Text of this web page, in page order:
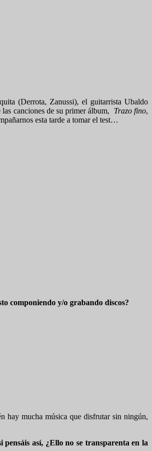
(Derrota, Zanussi), el guitarrista Ubaldo
las canciones de su primer álbum, Trazo fino,
esta tarde a tomar el test…
componiendo y/o grabando discos?
hay mucha música que disfrutar sin ningún,
así, ¿Ello no se transparenta en la